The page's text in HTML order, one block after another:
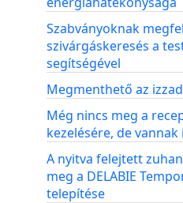
Szabványoknak
szivárgáskeresés a
segítségével
Megmenthető az
Még nincs meg a
kezelésére, de
A nyitva felejtett
meg a DELABIE
telepítése